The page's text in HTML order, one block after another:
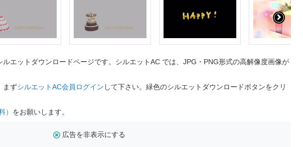
エットダウンロードページです。シルエットAC では、JPG・PNG形式の高解像度画像が
まずシルエットAC会員ログイン して下さい。緑色のシルエットダウンロードボタンをクリ
） をお願いします。
広告を非表示にする